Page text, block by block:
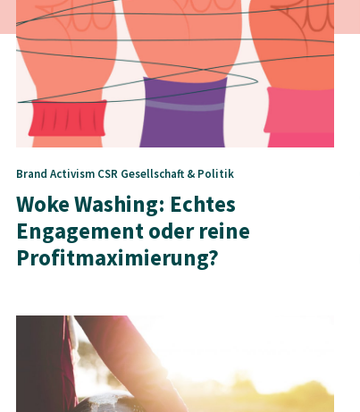
Brand Activism CSR Gesellschaft & Politik
Woke Washing: Echtes
Engagement oder reine
Profitmaximierung?